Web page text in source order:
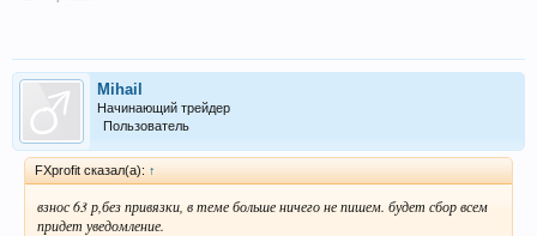
Mihail
Начинающий трейдер
Пользователь
FXprofit сказал(а): ↑
взнос 63 р,без привязки, в теме больше ничего не пишем. будет сбор всем
придет уведомление.